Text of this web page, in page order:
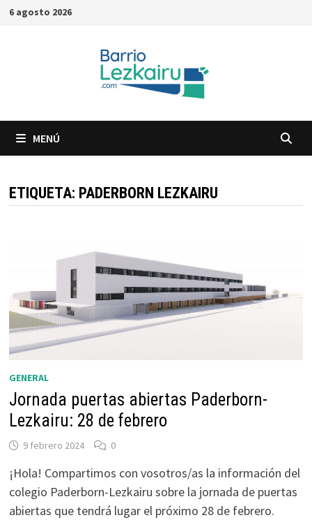
Saltar
6 agosto 2026
MENÚ
ETIQUETA: PADERBORN LEZKAIRU
GENERAL
Jornada puertas abiertas Paderborn-
Lezkairu: 28 de febrero
9 febrero 2024 0
¡Hola! Compartimos con vosotros/as la información del
colegio Paderborn-Lezkairu sobre la jornada de puertas
abiertas que tendrá lugar el próximo 28 de febrero.